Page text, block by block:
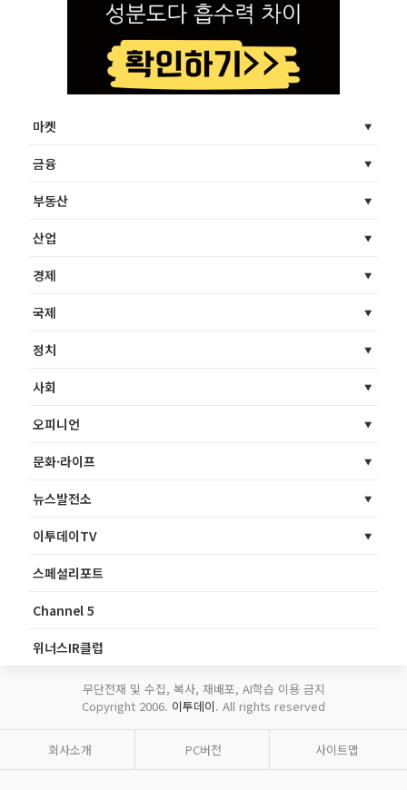
마켓
금융
부동산
산업
경제
국제
정치
사회
오피니언
문화·라이프
뉴스발전소
이투데이TV
스페셜리포트
Channel 5
위너스IR클럽
무단전재 및 수집, 복사, 재배포, AI학습 이용 금지
Copyright 2006. 이투데이. All rights reserved
회사소개 PC버전 사이트맵